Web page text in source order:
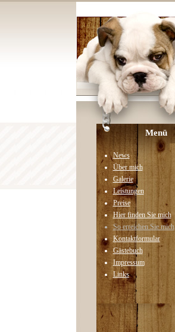
Menü
News
Über mich
Galerie
Leistungen
Preise
Hier finden Sie mich
So erreichen Sie mich
Kontaktformular
Gästebuch
Impressum
Links